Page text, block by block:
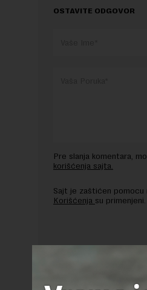
OSTAVITE ODGOVOR
Pre slanja komentara,
korišćenja sajta.
Sajt je zaštićen pomocu
Korišćenja su primenjeni.